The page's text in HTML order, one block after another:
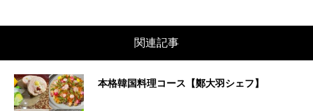
関連記事
本格韓国料理コース【鄭大羽シェフ】